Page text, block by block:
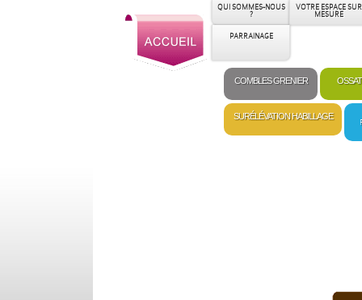
QUI SOMMES-NOUS
?
VOTRE ESPACE SUR
MESURE
PARRAINAGE
COMBLES GRENIER
SURÉLÉVATION HABILLAGE